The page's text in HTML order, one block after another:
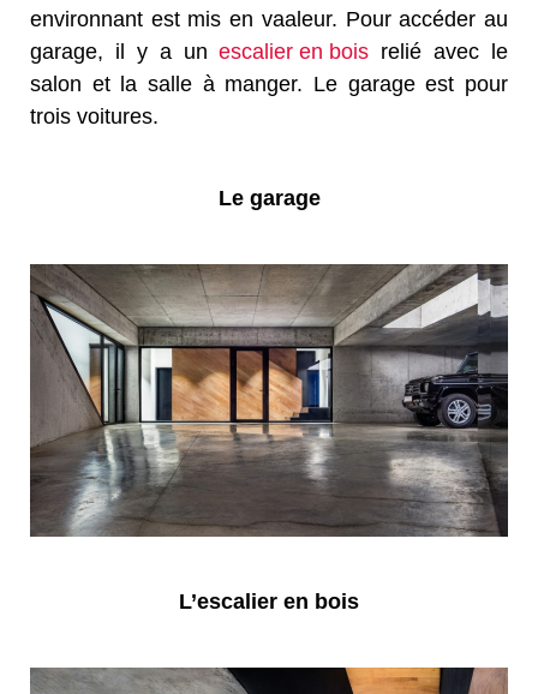
environnant est mis en vaaleur. Pour accéder au
garage, il y a unescalier en bois relié avec le
salon et la salle à manger. Le garage est pour
trois voitures.
Le garage
L’escalier en bois